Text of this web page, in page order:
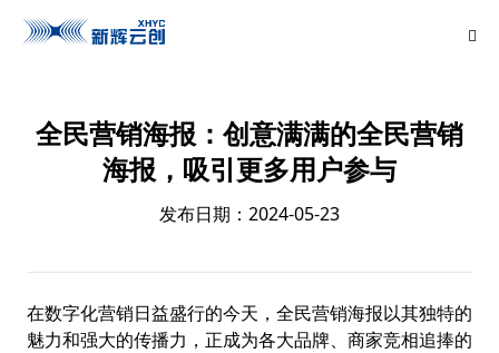
全民营销海报：创意满满的全民营销
海报，吸引更多用户参与
发布日期：2024-05-23
在数字化营销日益盛行的今天，全民营销海报以其独特的
魅力和强大的传播力，正成为各大品牌、商家竞相追捧的